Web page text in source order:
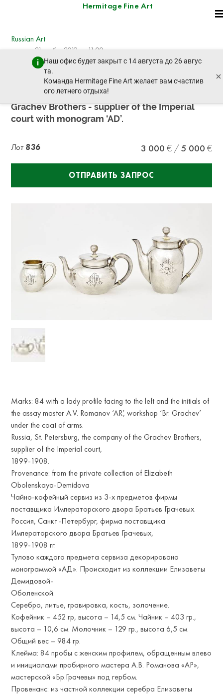
Hermitage Fine Art
Наш офис будет закрыт с 14 августа до 26 авгус
та.
Команда Hermitage Fine Art желает вам счастлив
ого летнего отдыха!
×
Russian Art
четверг, 21 ноября 2019 г. - 11:00
пред. лот след. лот
Tea and coffee set of 3 items made by the
Grachev Brothers - supplier of the Imperial
court with monogram ‘AD’.
Лот 836 3 000 5 000
ОТПРАВИТЬ ЗАПРОС
Marks: 84 with a lady profile facing to the left and the initials of
the assay master A.V. Romanov ‘AR’, workshop ‘Br. Grachev’
under the coat of arms.
Russia, St. Petersburg, the company of the Grachev Brothers,
supplier of the Imperial court,
1899-1908.
Provenance: from the private collection of Elizabeth
Obolenskaya-Demidova
Чайно-кофейный сервиз из 3-х предметов фирмы
поставщика Императорского двора Братьев Грачевых.
Россия, Санкт-Петербург, фирма поставщика
Императорского двора Братьев Грачевых,
1899-1908 гг.
Тулово каждого предмета сервиза декорировано
монограммой «АД». Происходит из коллекции Елизаветы
Демидовой-
Оболенской.
Серебро, литье, гравировка, кость, золочение.
Кофейник – 452 гр, высота – 14,5 см. Чайник – 403 гр.,
высота – 10,6 см. Молочник – 129 гр., высота 6,5 см.
Общий вес – 984 гр.
Клейма: 84 пробы с женским профилем, обращенным влево
и инициалами пробирного мастера А.В. Романова «АР»,
мастерской «Бр.Грачевы» под гербом.
Провенанс: из частной коллекции серебра Елизаветы